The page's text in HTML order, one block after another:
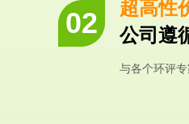
超高性
公司遵
与各个环评